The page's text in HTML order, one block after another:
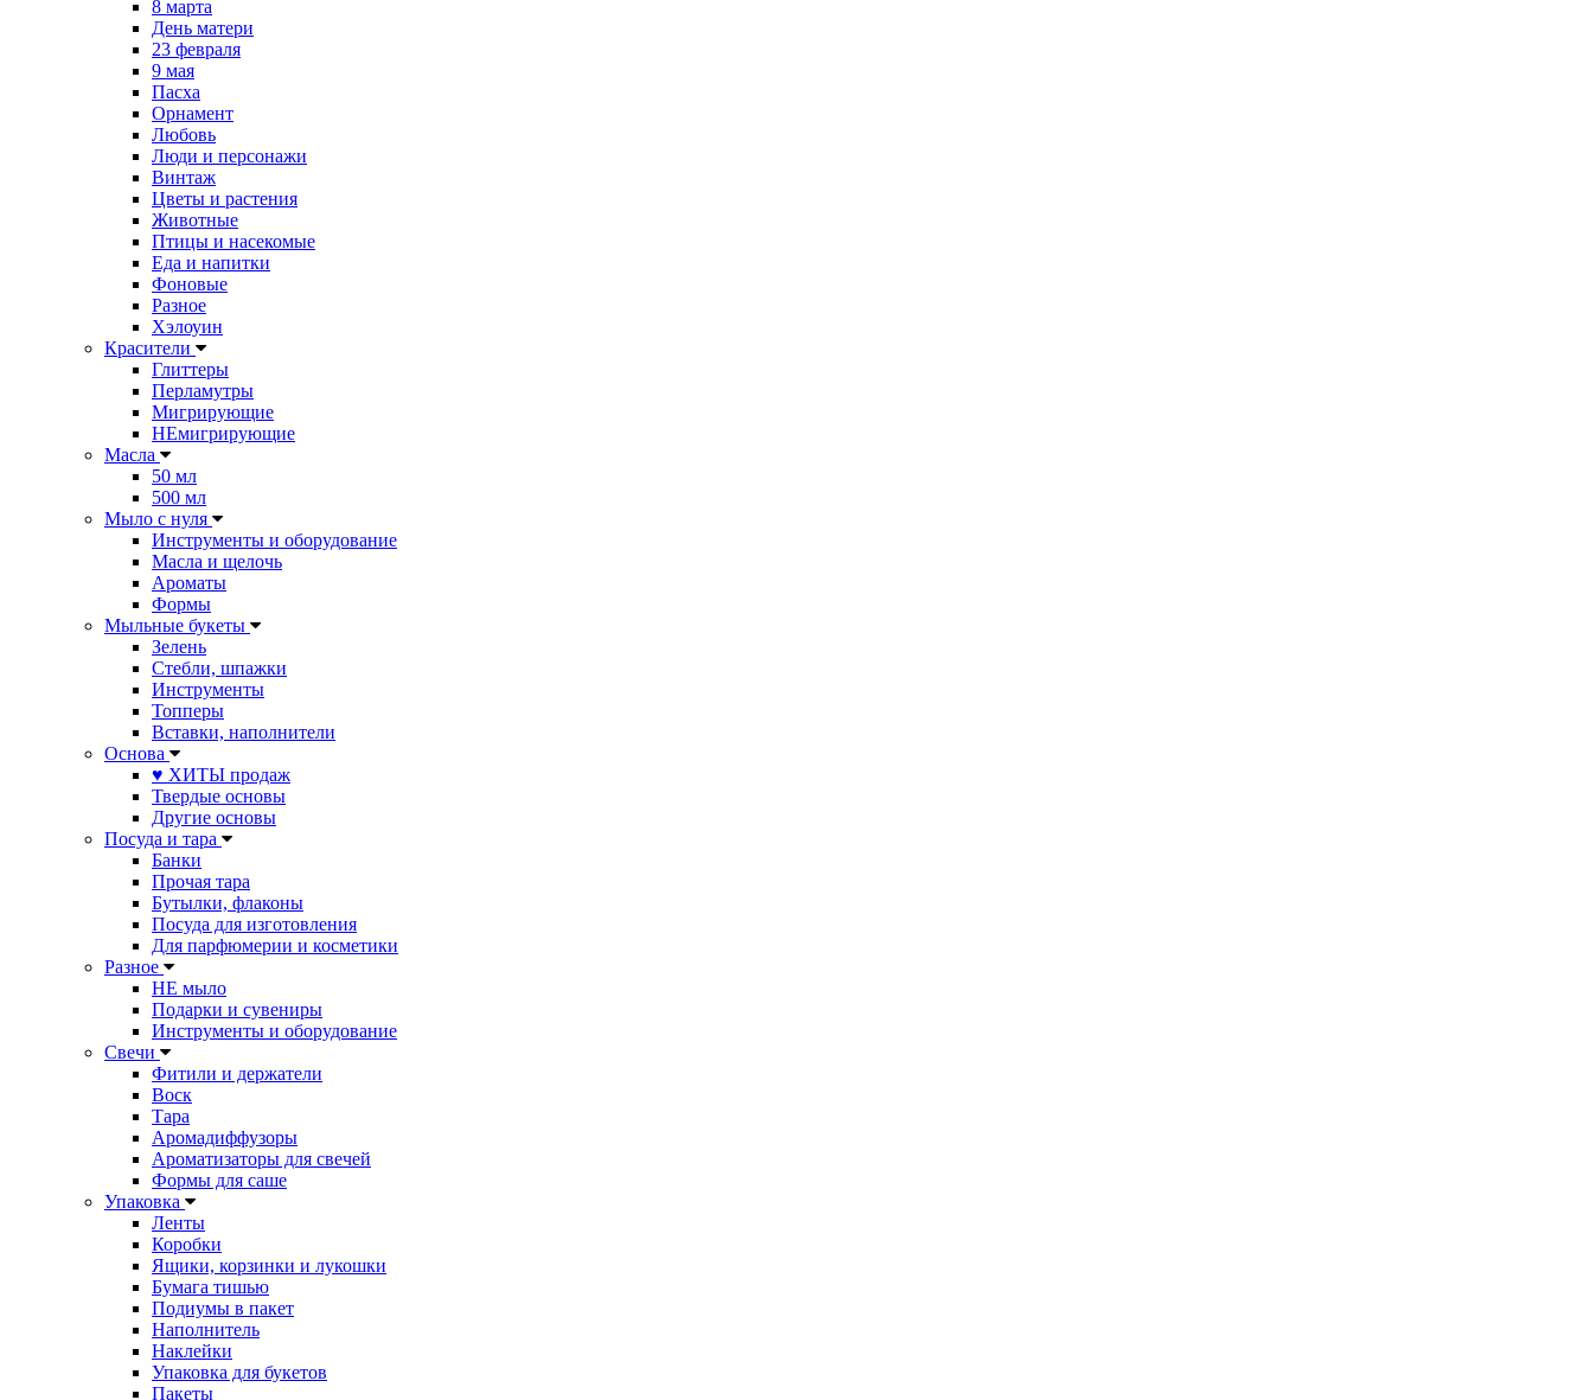
8 марта
День матери
23 февраля
9 мая
Пасха
Орнамент
Любовь
Люди и персонажи
Винтаж
Цветы и растения
Животные
Птицы и насекомые
Еда и напитки
Фоновые
Разное
Хэлоуин
Красители
Глиттеры
Перламутры
Мигрирующие
НЕмигрирующие
Масла
50 мл
500 мл
Мыло с нуля
Инструменты и оборудование
Масла и щелочь
Ароматы
Формы
Мыльные букеты
Зелень
Стебли, шпажки
Инструменты
Топперы
Вставки, наполнители
Основа
♥ ХИТЫ продаж
Твердые основы
Другие основы
Посуда и тара
Банки
Прочая тара
Бутылки, флаконы
Посуда для изготовления
Для парфюмерии и косметики
Разное
НЕ мыло
Подарки и сувениры
Инструменты и оборудование
Свечи
Фитили и держатели
Воск
Тара
Аромадиффузоры
Ароматизаторы для свечей
Формы для саше
Упаковка
Ленты
Коробки
Ящики, корзинки и лукошки
Бумага тишью
Подиумы в пакет
Наполнитель
Наклейки
Упаковка для букетов
Пакеты